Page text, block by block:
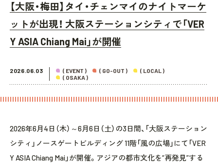
【大阪・梅田】タイ・チェンマイのナイトマーケ
ットが出現！ 大阪ステーションシティで「VER
Y ASIA Chiang Mai」が開催
2026.06.03 ( EVENT ) ( GO-OUT )
( LOCAL )
( OSAKA )
2026年6月4日（木）～6月6日（土）の3日間、「大阪ステーション
シティ」ノースゲートビルディング 11階「風の広場」にて「VER
Y ASIA Chiang Mai」が開催。アジアの都市文化を“再発見”する